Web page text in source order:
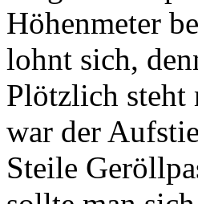
Höhenmeter
lohnt sich,
Plötzlich steht
war der
Steile